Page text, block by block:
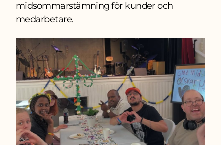
midsommarstämning för kunder och
medarbetare.